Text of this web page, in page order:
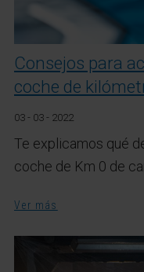
Consejos para
coche de
03 - 03 - 2022
Te explicamos qué
coche de Km 0 de
Ver más